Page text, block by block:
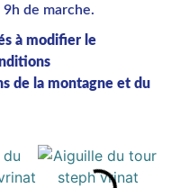
de marche.
à modifier le
de la montagne et du